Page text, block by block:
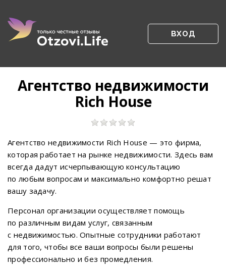
ВХОД
Агентство недвижимости
Rich House
Агентство недвижимости Rich House — это фирма,
которая работает на рынке недвижимости. Здесь вам
всегда дадут исчерпывающую консультацию
по любым вопросам и максимально комфортно решат
вашу задачу.
Персонал организации осуществляет помощь
по различным видам услуг, связанным
с недвижимостью. Опытные сотрудники работают
для того, чтобы все ваши вопросы были решены
профессионально и без промедления.